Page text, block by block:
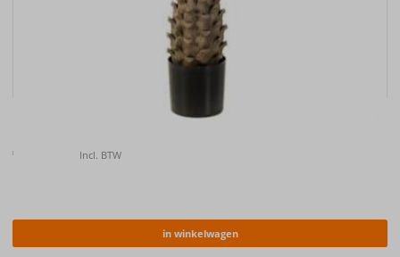
Kunstplant Palm UV 150cm
€ Incl. BTW
in winkelwagen